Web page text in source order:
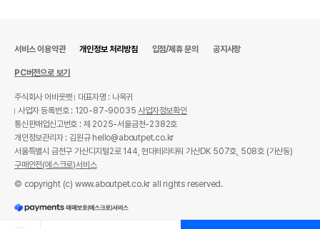
전화번호
유통기한
단, 상품명에 유통기한 명시된 경우, 해당
유통기한을 따릅니다.
서비스 이용약관 개인정보 처리방침 입점/제휴 문의 공지사항
PC버전으로 보기
주식회사 어바웃펫
대표자명 : 나옥귀
사업자 등록번호 : 120-87-90035사업자정보확인
통신판매업신고번호 : 제 2025-서울금천-2382호
개인정보관리자 : 김원규 hello@aboutpet.co.kr
서울특별시 금천구 가산디지털2로 144, 현대테라타워 가산DK 507호, 508호 (가산동)
구매안전(에스크로)서비스
© copyright (c) www.aboutpet.co.kr all rights reserved.